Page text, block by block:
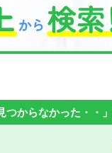
つからなかった・・」